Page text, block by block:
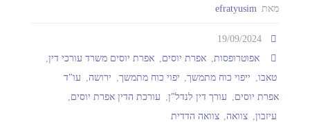
מאת efratyusim
19/09/2024
אפוטרופסות
אפרת יוסים אפרת יוסים משרד עורכי דין
טאבו, ייפוי כוח מתמשך, יפוי כוח מתמשך ירושה
עו"ד
אפרת יוסים
עורך דין לנדל"ן, עורכת הדין אפרת יוסים
עיזבון, צוואה, צוואה הדדית